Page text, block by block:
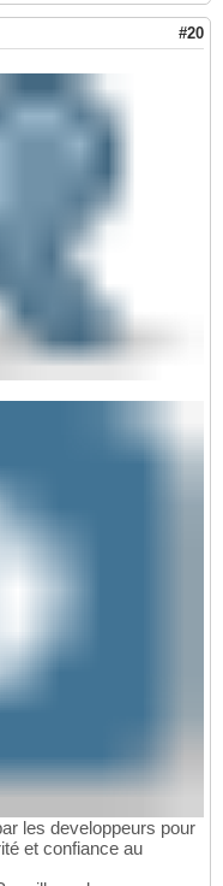
#20
les developpeurs pour
et confiance au